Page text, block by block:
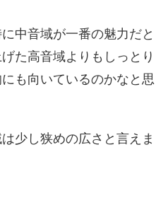
中音域が一番の魅力だと
た高音域よりもしっとり
も向いているのかなと思
少し狭めの広さと言えま